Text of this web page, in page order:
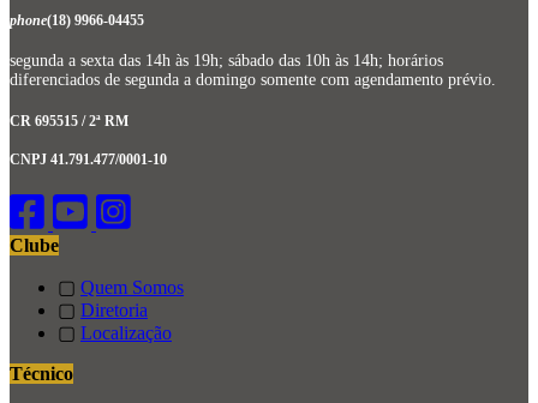
phone(18) 9966-04455
segunda a sexta das 14h às 19h; sábado das 10h às 14h; horários
diferenciados de segunda a domingo somente com agendamento prévio.
CR 695515 / 2ª RM
CNPJ 41.791.477/0001-10
Clube
▢ Quem Somos
▢ Diretoria
▢ Localização
Técnico